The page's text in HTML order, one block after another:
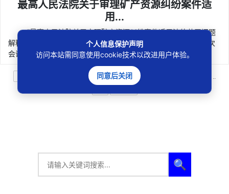
最高人民法院关于审理矿产资源纠纷案件适
用...
《最高人民法院关于审理矿产资源纠纷案件适用法律若干问题
解释》已于2025年12月13日由最高人民法院审判委员会第1961次
会议通...
3 4 5
..
🔍
个人信息保护声明
访问本站需同意使用cookie技术以改进用户体验。
同意后关闭